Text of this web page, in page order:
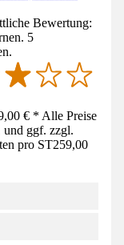
Bewertung:
5
€ * Alle Preise
ggf. zzgl.
pro ST259,00